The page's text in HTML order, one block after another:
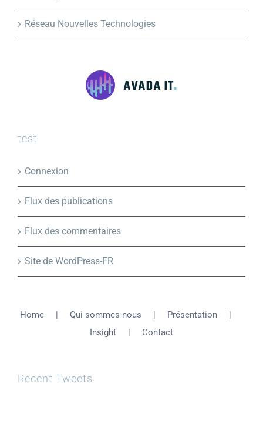
Réseau Nouvelles Technologies
test
Connexion
Flux des publications
Flux des commentaires
Site de WordPress-FR
Home Qui sommes-nous
Présentation
Insight
Contact
Recent Tweets